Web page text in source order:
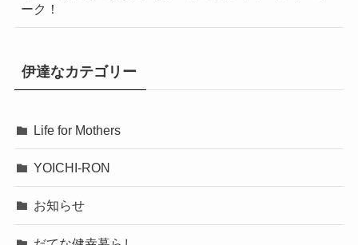
ーク！
伊達なカテゴリー
Life for Mothers
YOICHI-RON
お知らせ